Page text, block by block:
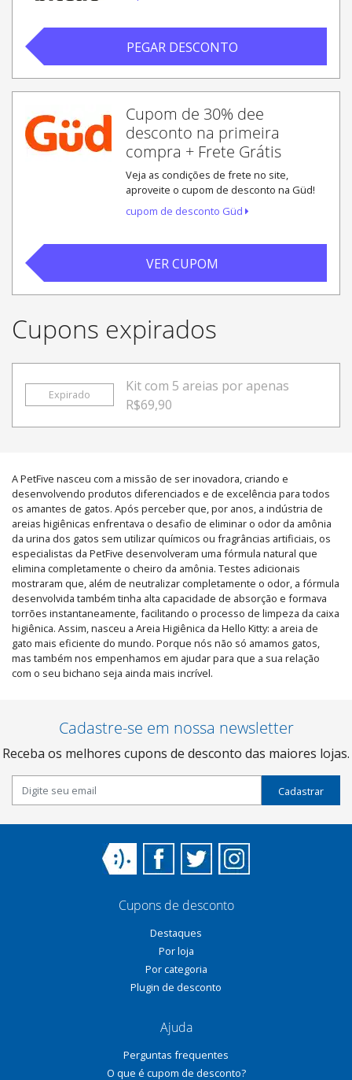
PEGAR DESCONTO
Cupom de 30% dee
desconto na primeira
compra + Frete Grátis
Veja as condições de frete no site,
aproveite o cupom de desconto na Güd!
cupom de desconto Güd
VER CUPOM
Cupons expirados
Expirado
Kit com 5 areias por apenas
R$69,90
A PetFive nasceu com a missão de ser inovadora, criando e
desenvolvendo produtos diferenciados e de excelência para todos
os amantes de gatos. Após perceber que, por anos, a indústria de
areias higiênicas enfrentava o desafio de eliminar o odor da amônia
da urina dos gatos sem utilizar químicos ou fragrâncias artificiais, os
especialistas da PetFive desenvolveram uma fórmula natural que
elimina completamente o cheiro da amônia. Testes adicionais
mostraram que, além de neutralizar completamente o odor, a fórmula
desenvolvida também tinha alta capacidade de absorção e formava
torrões instantaneamente, facilitando o processo de limpeza da caixa
higiênica. Assim, nasceu a Areia Higiênica da Hello Kitty: a areia de
gato mais eficiente do mundo. Porque nós não só amamos gatos,
mas também nos empenhamos em ajudar para que a sua relação
com o seu bichano seja ainda mais incrível.
Cadastre-se em nossa newsletter
Receba os melhores cupons de desconto das maiores lojas.
Cadastrar
Cupons de desconto
Destaques
Por loja
Por categoria
Plugin de desconto
Ajuda
Perguntas frequentes
O que é cupom de desconto?